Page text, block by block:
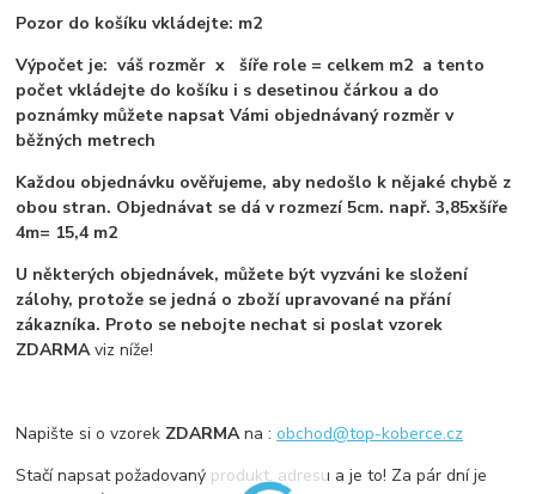
Pozor do košíku vkládejte: m2
Výpočet je: váš rozměr x šíře role = celkem m2 a tento
počet vkládejte do košíku i s desetinou čárkou a do
poznámky můžete napsat Vámi objednávaný rozměr v
běžných metrech
Každou objednávku ověřujeme, aby nedošlo k nějaké chybě z
obou stran. Objednávat se dá v rozmezí 5cm. např. 3,85xšíře
4m= 15,4 m2
U některých objednávek, můžete být vyzváni ke složení
zálohy, protože se jedná o zboží upravované na přání
zákazníka. Proto se nebojte nechat si poslat vzorek
ZDARMAviz níže!
Napište si o vzorek ZDARMAna :obchod@top-koberce.cz
Stačí napsat požadovaný produkt, adresu a je to! Za pár dní je